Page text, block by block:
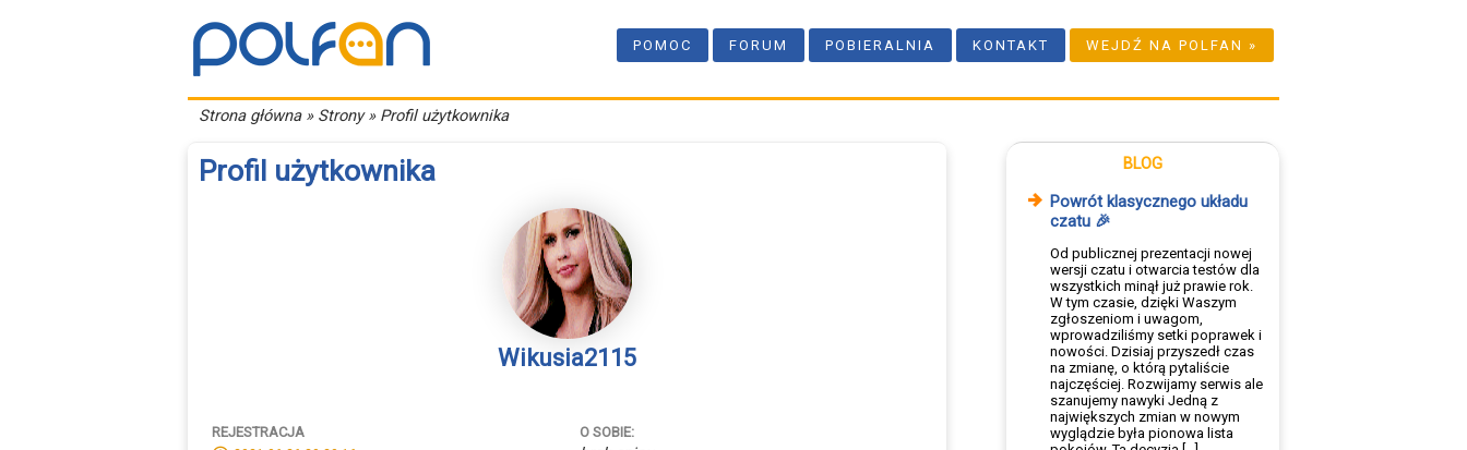
POMOC FORUM POBIERALNIA KONTAKT WEJDŹ NA POLFAN »
Strona główna» Strony » Profil użytkownika
Profil użytkownika
Wikusia2115
REJESTRACJA O SOBIE:
BLOG
Powrót klasycznego układu
czatu 🎉
Od publicznej prezentacji nowej
wersji czatu i otwarcia testów dla
wszystkich minął już prawie rok.
W tym czasie, dzięki Waszym
zgłoszeniom i uwagom,
wprowadziliśmy setki poprawek i
nowości. Dzisiaj przyszedł czas
na zmianę, o którą pytaliście
najczęściej. Rozwijamy serwis ale
szanujemy nawyki Jedną z
największych zmian w nowym
wyglądzie była pionowa lista